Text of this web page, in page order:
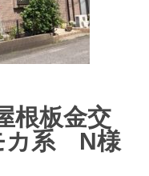
根板金交
カ系 N様